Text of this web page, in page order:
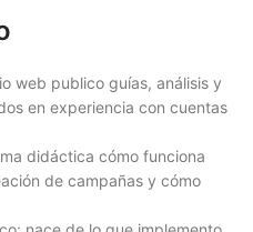
web publico guías, análisis y
en experiencia con cuentas
didáctica cómo funciona
de campañas y cómo